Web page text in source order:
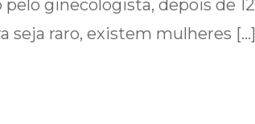
ginecologista, depois de 12
seja raro, existem mulheres […]